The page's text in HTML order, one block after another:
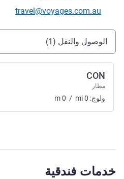
تواصل معنا عبر البريد الإلكتروني
travel@voyages.com.au
الوصول والتنقل
الوصول والنقل (1)
CON
مطار
ولوج: m0 / mi0
خدمات فندقية